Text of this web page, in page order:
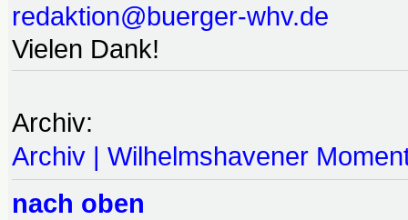
redaktion@buerger-whv.de
Vielen Dank!
Archiv:
Archiv | Wilhelmshavener
nach oben